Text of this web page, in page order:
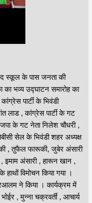
स्कूल के पास जनता की
का भव्य उद्घाटन समारोह का
पार्टी के भिवंडी
लाड , कांग्रेस पार्टी के गट
के गट नेता निलेश चौधरी ,
सेल के भिवंडी शहर अध्यक्ष
, तुफैल फारूकी, जुबेर अंसारी
अंसारी , हारून खान ,
हाथों विमोचन किया गया ।
ने किया । कार्यक्रम में
, मुन्ना चक्रवर्ती , आचार्य